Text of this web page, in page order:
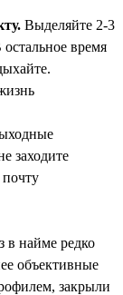
Выделяйте 2-3
время
заходите
в найме редко
объективные
закрыли